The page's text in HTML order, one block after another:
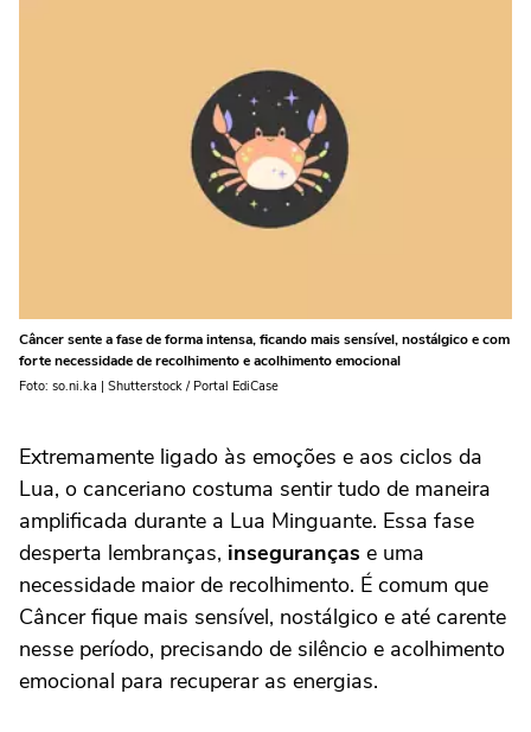
Câncer sente a fase de forma intensa, ficando mais sensível, nostálgico e com
forte necessidade de recolhimento e acolhimento emocional
Foto: so.ni.ka | Shutterstock / Portal EdiCase
Extremamente ligado às emoções e aos ciclos da
Lua, o canceriano costuma sentir tudo de maneira
amplificada durante a Lua Minguante. Essa fase
desperta lembranças, inseguranças e uma
necessidade maior de recolhimento. É comum que
Câncer fique mais sensível, nostálgico e até carente
nesse período, precisando de silêncio e acolhimento
emocional para recuperar as energias.